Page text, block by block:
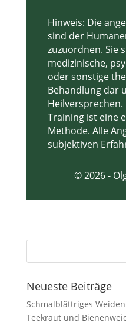
Hinweis: Die
sind der
zuzuordnen. Sie
medizinische,
oder sonstige
Behandlungdar
Heilversprechen.
Training ist eine
Methode. Alle
subjektiven
© 2026 -
Neueste Beiträge
Schmalblättriges
Teekraut und